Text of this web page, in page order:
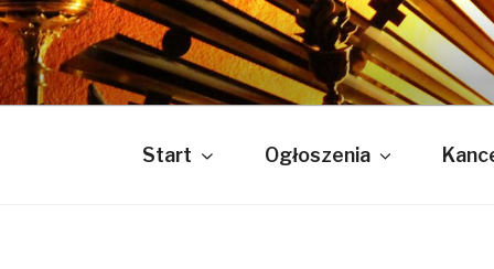
Przejdź
do
treści
PARAFIA
Bóg jest Miłością
Start Ogłoszenia